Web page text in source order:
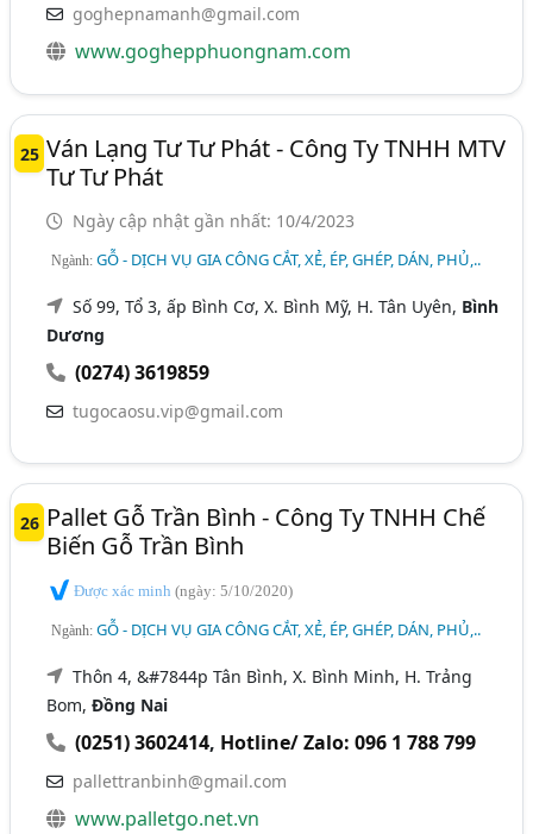
goghepnamanh@gmail.com
www.goghepphuongnam.com
25 Ván Lạng Tư Tư Phát - Công Ty TNHH MTV
Tư Tư Phát
Ngày cập nhật gần nhất: 10/4/2023
Ngành:GỖ - DỊCH VỤ GIA CÔNG CẮT, XẺ, ÉP, GHÉP, DÁN, PHỦ,..
Số 99, Tổ 3, ấp Bình Cơ, X. Bình Mỹ, H. Tân Uyên, Bình
Dương
(0274) 3619859
tugocaosu.vip@gmail.com
26 Pallet Gỗ Trần Bình - Công Ty TNHH Chế
Biến Gỗ Trần Bình
Được xác minh(ngày: 5/10/2020)
Ngành:GỖ - DỊCH VỤ GIA CÔNG CẮT, XẺ, ÉP, GHÉP, DÁN, PHỦ,..
Thôn 4, &#7844p Tân Bình, X. Bình Minh, H. Trảng
Bom,Đồng Nai
(0251) 3602414, Hotline/ Zalo: 096 1 788 799
pallettranbinh@gmail.com
www.palletgo.net.vn